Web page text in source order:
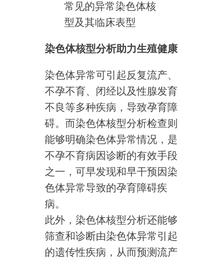
常见的异常染色体核
型及其临床表型
染色体核型分析助力生殖健康
染色体异常可引起反复流产、
不孕不育、闭经以及性腺发育
不良等多种疾病，导致孕育障
碍。而染色体核型分析检查则
能够明确染色体异常情况，是
不孕不育病因诊断的有效手段
之一，可早发现和早干预因染
色体异常导致的孕育障碍疾
病。
此外，染色体核型分析还能够
筛查和诊断由染色体异常引起
的遗传性疾病，从而预测流产